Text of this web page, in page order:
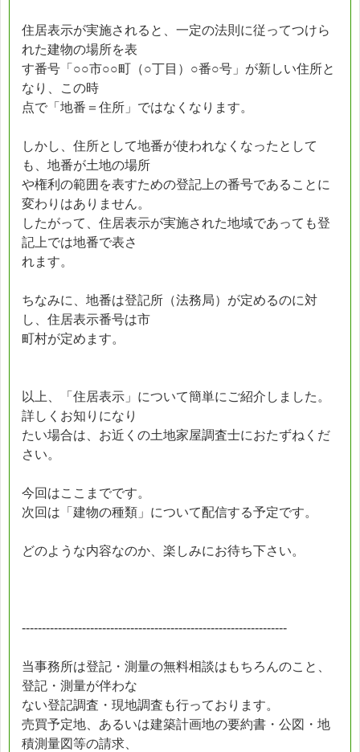
住居表示が実施されると、一定の法則に従ってつけら
れた建物の場所を表
す番号「○○市○○町（○丁目）○番○号」が新しい住所と
なり、この時
点で「地番＝住所」ではなくなります。
しかし、住所として地番が使われなくなったとして
も、地番が土地の場所
や権利の範囲を表すための登記上の番号であることに
変わりはありません。
したがって、住居表示が実施された地域であっても登
記上では地番で表さ
れます。
ちなみに、地番は登記所（法務局）が定めるのに対
し、住居表示番号は市
町村が定めます。
以上、「住居表示」について簡単にご紹介しました。
詳しくお知りになり
たい場合は、お近くの土地家屋調査士におたずねくだ
さい。
今回はここまでです。
次回は「建物の種類」について配信する予定です。
どのような内容なのか、楽しみにお待ち下さい。
------------------------------------------------------------------
当事務所は登記・測量の無料相談はもちろんのこと、
登記・測量が伴わな
ない登記調査・現地調査も行っております。
売買予定地、あるいは建築計画地の要約書・公図・地
積測量図等の請求、